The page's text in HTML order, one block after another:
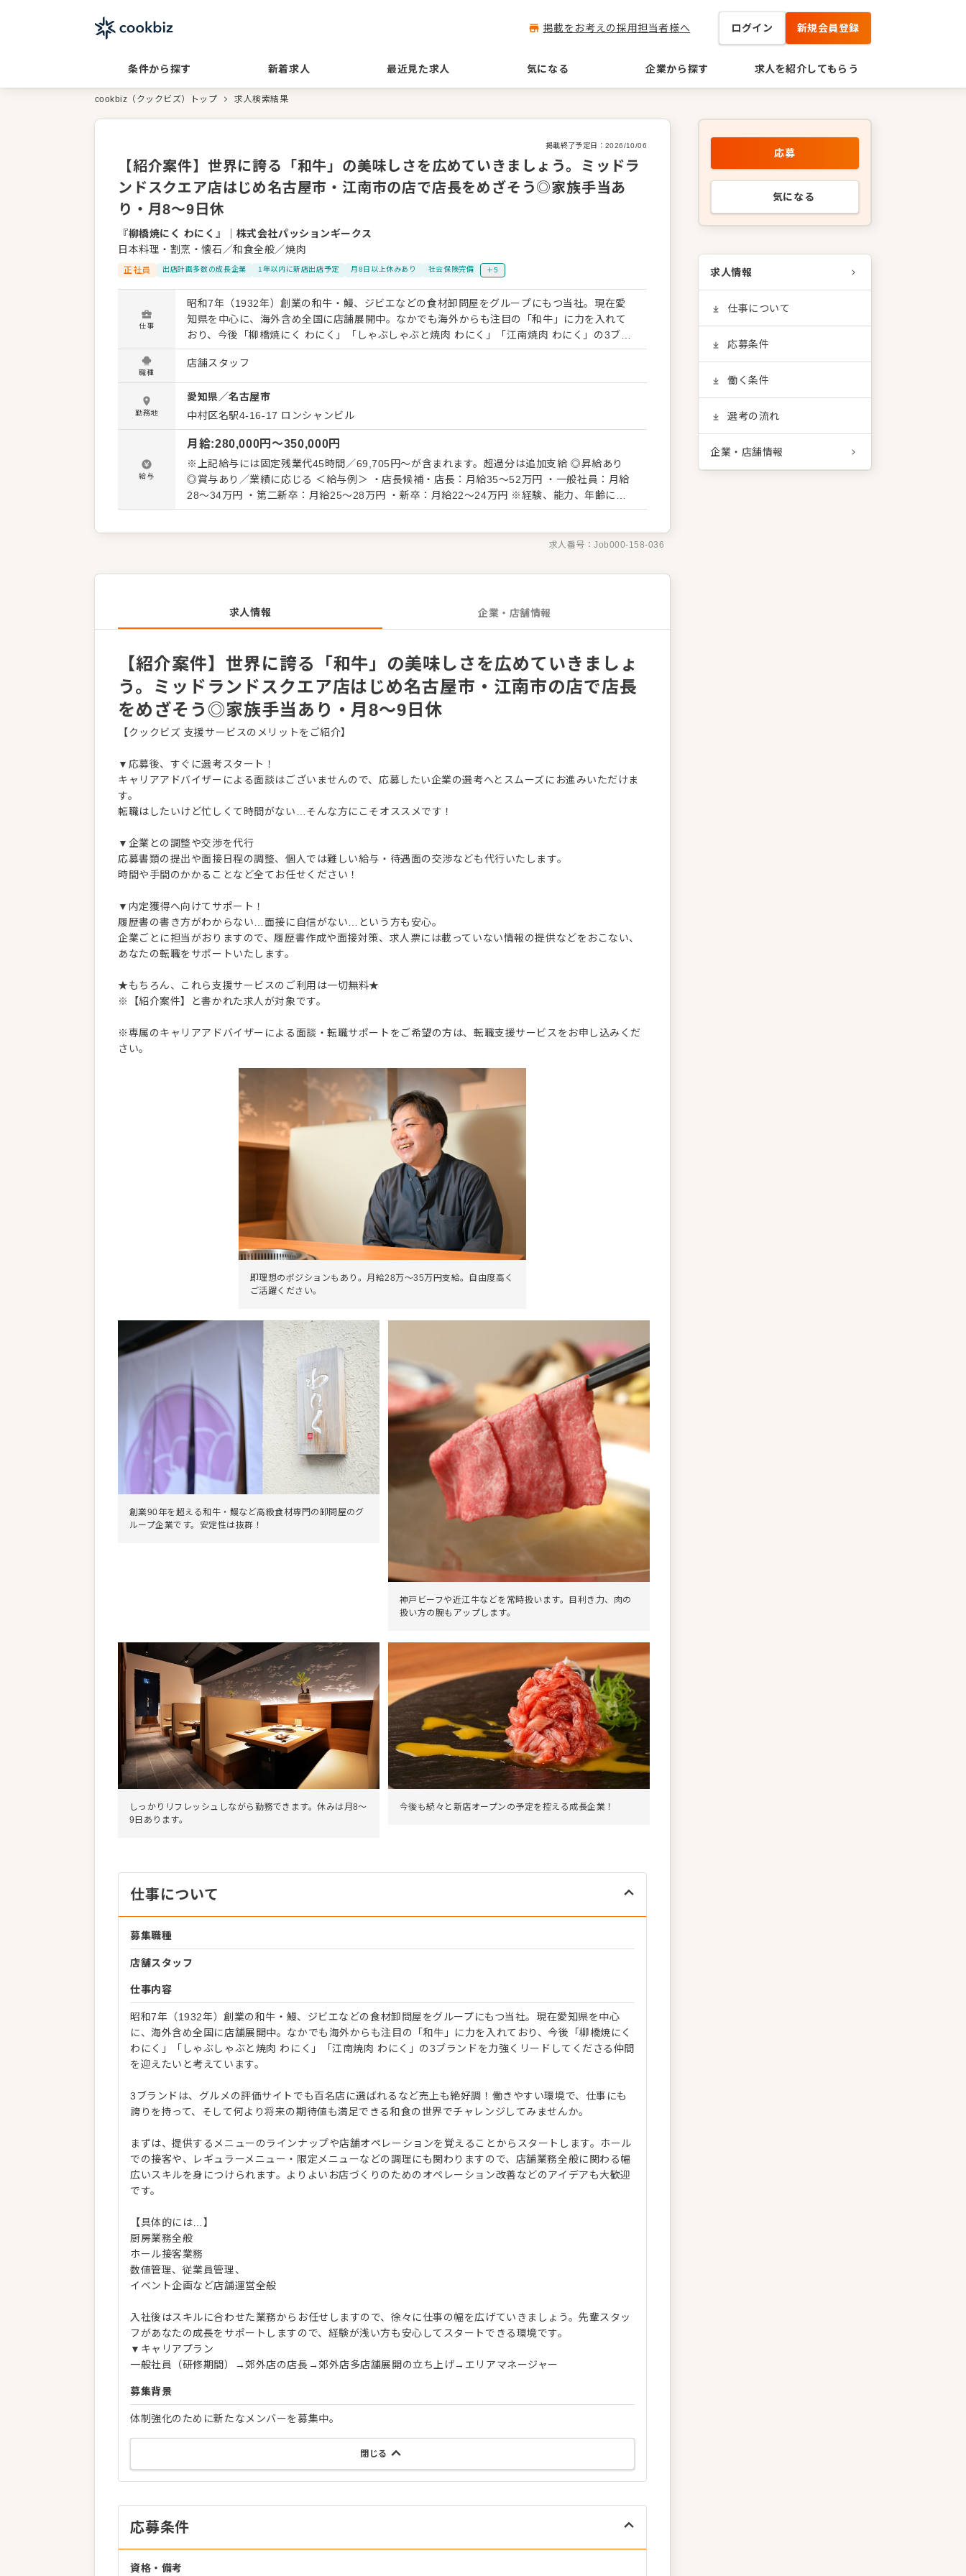
掲載をお考えの採用担当者様へ ログイン 新規会員登録
条件から探す 新着求人 最近見た求人 気になる 企業から探す 求人を紹介してもらう
cookbiz（クックビズ）トップ 求人検索結果
掲載終了予定日： 2026/10/06
【紹介案件】世界に誇る「和牛」の美味しさを広めていきましょう。ミッドラ
ンドスクエア店はじめ名古屋市・江南市の店で店長をめざそう◎家族手当あ
り・月8～9日休
『柳橋焼にく わにく』
株式会社パッションギークス
日本料理・割烹・懐石／和食全般／焼肉
正社員 出店計画多数の成長企業 1年以内に新店出店予定 月8日以上休みあり 社会保険完備 ＋5
仕事
昭和7年（1932年）創業の和牛・鰻、ジビエなどの食材卸問屋をグループにもつ当社。現在愛
知県を中心に、海外含め全国に店舗展開中。なかでも海外からも注目の「和牛」に力を入れて
おり、今後「柳橋焼にく わにく」「しゃぶしゃぶと焼肉 わにく」「江南焼肉 わにく」の3ブラ
ンドを力強くリードしてくださる仲間を迎えたいと考えています。 3ブランドは、グルメの評価
サイトでも百名店に選ばれるなど売上も絶好調！働きやすい環境で、仕事にも誇りを持って、
そして何より将来の期待値も満足できる和食の世界でチャレンジしてみませんか。 まずは、提
供するメニューのラインナップや店舗オペレーションを覚えることからスタートします。ホー
ルでの接客や、レギュラーメニュー・限定メニューなどの調理にも関わりますので、店舗業務
全般に関わる幅広いスキルを身につけられます。よりよいお店づくりのためのオペレーション
改善などのアイデアも大歓迎です。 【具体的には…】 厨房業務全般 ホール接客業務 数値管
理、従業員管理、 イベント企画など店舗運営全般 入社後はスキルに合わせた業務からお任せし
ますので、徐々に仕事の幅を広げていきましょう。先輩スタッフがあなたの成長をサポートし
ますので、経験が浅い方も安心してスタートできる環境です。 ▼キャリアプラン 一般社員（研
修期間）→郊外店の店長→郊外店多店舗展開の立ち上げ→エリアマネージャー
職種
店舗スタッフ
勤務地
愛知県／名古屋市
中村区名駅4-16-17 ロンシャンビル
給与
月給:280,000円〜350,000円
※上記給与には固定残業代45時間／69,705円～が含まれます。超過分は追加支給 ◎昇給あり
◎賞与あり／業績に応じる ＜給与例＞ ・店長候補・店長：月給35～52万円 ・一般社員：月給
28～34万円 ・第二新卒：月給25～28万円 ・新卒：月給22～24万円 ※経験、能力、年齢に応
じて金額を決定します ※試用期間3ヶ月あり／期間中の条件変更はありません
求人番号：Job000-158-036
求人情報 企業・店舗情報
【紹介案件】世界に誇る「和牛」の美味しさを広めていきましょ
う。ミッドランドスクエア店はじめ名古屋市・江南市の店で店長
をめざそう◎家族手当あり・月8～9日休
【クックビズ 支援サービスのメリットをご紹介】
▼応募後、すぐに選考スタート！
キャリアアドバイザーによる面談はございませんので、応募したい企業の選考へとスムーズにお進みいただけま
す。
転職はしたいけど忙しくて時間がない…そんな方にこそオススメです！
▼企業との調整や交渉を代行
応募書類の提出や面接日程の調整、個人では難しい給与・待遇面の交渉なども代行いたします。
時間や手間のかかることなど全てお任せください！
▼内定獲得へ向けてサポート！
履歴書の書き方がわからない…面接に自信がない…という方も安心。
企業ごとに担当がおりますので、履歴書作成や面接対策、求人票には載っていない情報の提供などをおこない、
あなたの転職をサポートいたします。
★もちろん、これら支援サービスのご利用は一切無料★
※【紹介案件】と書かれた求人が対象です。
※専属のキャリアアドバイザーによる面談・転職サポートをご希望の方は、転職支援サービスをお申し込みくだ
さい。
即理想のポジションもあり。月給28万～35万円支給。自由度高く
ご活躍ください。
創業90年を超える和牛・鰻など高級食材専門の卸問屋のグ
ループ企業です。安定性は抜群！
神戸ビーフや近江牛などを常時扱います。目利き力、肉の
扱い方の腕もアップします。
しっかりリフレッシュしながら勤務できます。休みは月8～
9日あります。
今後も続々と新店オープンの予定を控える成長企業！
仕事について
募集職種
店舗スタッフ
仕事内容
昭和7年（1932年）創業の和牛・鰻、ジビエなどの食材卸問屋をグループにもつ当社。現在愛知県を中心
に、海外含め全国に店舗展開中。なかでも海外からも注目の「和牛」に力を入れており、今後「柳橋焼にく
わにく」「しゃぶしゃぶと焼肉 わにく」「江南焼肉 わにく」の3ブランドを力強くリードしてくださる仲間
を迎えたいと考えています。
3ブランドは、グルメの評価サイトでも百名店に選ばれるなど売上も絶好調！働きやすい環境で、仕事にも
誇りを持って、そして何より将来の期待値も満足できる和食の世界でチャレンジしてみませんか。
まずは、提供するメニューのラインナップや店舗オペレーションを覚えることからスタートします。ホール
での接客や、レギュラーメニュー・限定メニューなどの調理にも関わりますので、店舗業務全般に関わる幅
広いスキルを身につけられます。よりよいお店づくりのためのオペレーション改善などのアイデアも大歓迎
です。
【具体的には…】
厨房業務全般
ホール接客業務
数値管理、従業員管理、
イベント企画など店舗運営全般
入社後はスキルに合わせた業務からお任せしますので、徐々に仕事の幅を広げていきましょう。先輩スタッ
フがあなたの成長をサポートしますので、経験が浅い方も安心してスタートできる環境です。
▼キャリアプラン
一般社員（研修期間）→郊外店の店長→郊外店多店舗展開の立ち上げ→エリアマネージャー
募集背景
体制強化のために新たなメンバーを募集中。
閉じる
応募条件
資格・備考
応募
気になる
求人情報
仕事について
応募条件
働く条件
選考の流れ
企業・店舗情報